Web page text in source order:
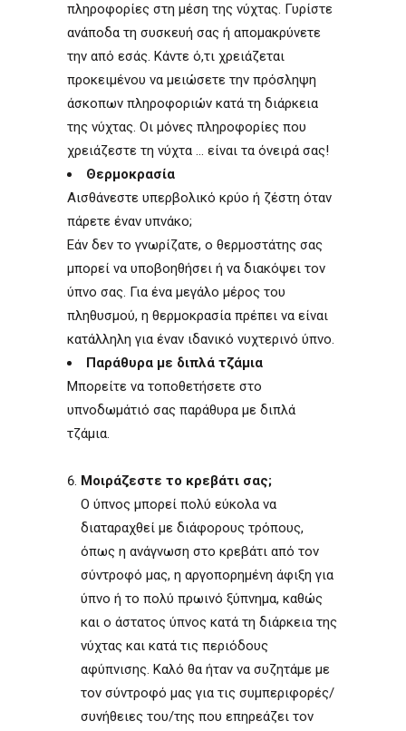
πληροφορίες στη μέση της νύχτας. Γυρίστε
ανάποδα τη συσκευή σας ή απομακρύνετε
την από εσάς. Κάντε ό,τι χρειάζεται
προκειμένου να μειώσετε την πρόσληψη
άσκοπων πληροφοριών κατά τη διάρκεια
της νύχτας. Οι μόνες πληροφορίες που
χρειάζεστε τη νύχτα ... είναι τα όνειρά σας!
Θερμοκρασία
Αισθάνεστε υπερβολικό κρύο ή ζέστη όταν
πάρετε έναν υπνάκο;
Εάν δεν το γνωρίζατε, ο θερμοστάτης σας
μπορεί να υποβοηθήσει ή να διακόψει τον
ύπνο σας. Για ένα μεγάλο μέρος του
πληθυσμού, η θερμοκρασία πρέπει να είναι
κατάλληλη για έναν ιδανικό νυχτερινό ύπνο.
Παράθυρα με διπλά τζάμια
Μπορείτε να τοποθετήσετε στο
υπνοδωμάτιό σας παράθυρα με διπλά
τζάμια.
Μοιράζεστε το κρεβάτι σας;
Ο ύπνος μπορεί πολύ εύκολα να
διαταραχθεί με διάφορους τρόπους,
όπως η ανάγνωση στο κρεβάτι από τον
σύντροφό μας, η αργοπορημένη άφιξη για
ύπνο ή το πολύ πρωινό ξύπνημα, καθώς
και ο άστατος ύπνος κατά τη διάρκεια της
νύχτας και κατά τις περιόδους
αφύπνισης. Καλό θα ήταν να συζητάμε με
τον σύντροφό μας για τις συμπεριφορές/
συνήθειες του/της που επηρεάζει τον